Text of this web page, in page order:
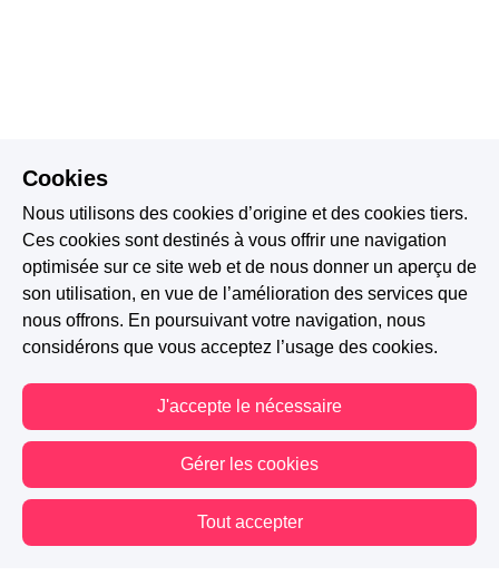
Cookies
Nous utilisons des cookies d’origine et des cookies tiers.
Ces cookies sont destinés à vous offrir une navigation
optimisée sur ce site web et de nous donner un aperçu de
son utilisation, en vue de l’amélioration des services que
nous offrons. En poursuivant votre navigation, nous
considérons que vous acceptez l’usage des cookies.
J'accepte le nécessaire
Gérer les cookies
Tout accepter